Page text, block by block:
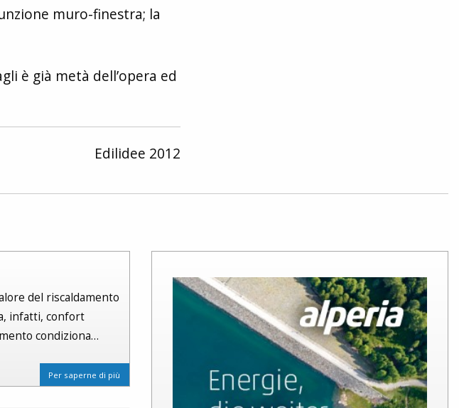
muro-finestra; la
è già metà dell’opera ed
Edilidee 2012
del riscaldamento
infatti, confort
condiziona…
Per saperne di più